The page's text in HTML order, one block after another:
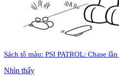
Sách tô màu: PSI PATROL: Chase
Nhìn thấy